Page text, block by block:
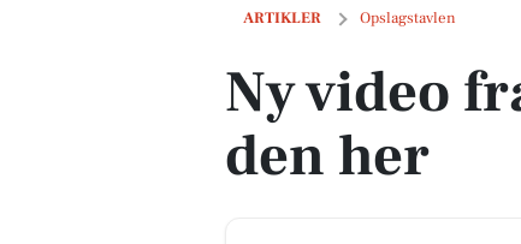
ARTIKLER Opslagstavlen
Ny video fra Vejle gulve - Se den her
Ny video
den her